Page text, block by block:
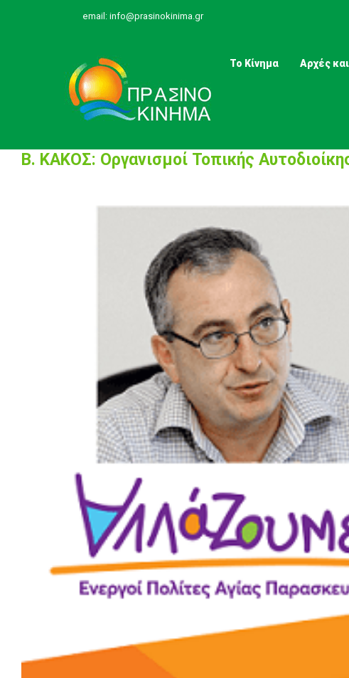
email: info@prasinokinima.gr
Το Κίνημα Αρχές
Β. ΚΑΚΟΣ: Οργανισμοί Τοπικής